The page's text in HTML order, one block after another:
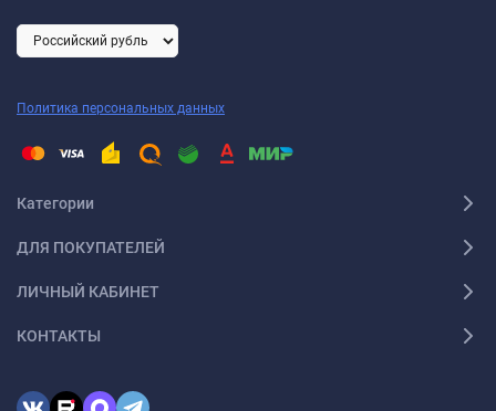
Политика персональных данных
Категории
ДЛЯ ПОКУПАТЕЛЕЙ
ЛИЧНЫЙ КАБИНЕТ
КОНТАКТЫ